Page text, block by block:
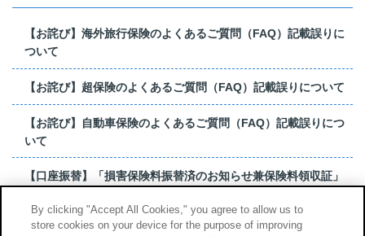
【お詫び】海外旅行保険のよくあるご質問（FAQ）記載誤りに
ついて
【お詫び】超保険のよくあるご質問（FAQ）記載誤りについて
【お詫び】自動車保険のよくあるご質問（FAQ）記載誤りにつ
いて
【口座振替】「損害保険料振替済のお知らせ兼保険料領収証」
【お詫び】超保険のよくあるご質問（FAQ）記載誤りについて
By clicking "Accept All Cookies," you agree to allow us to
store cookies on your device for the purpose of improving